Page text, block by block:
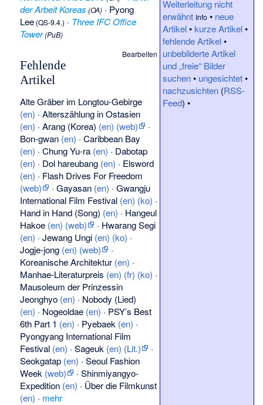
der Arbeit Koreas (OA) · Pyong
Lee (QS-9.4.) · Three IFC Office
Tower(PuB)
Bearbeiten
Fehlende
Artikel
Alte Gräber im Longtou-Gebirge
(en) ·Alterszählung in Ostasien
(en) ·Arang (Korea) (en) (web)
·
Bon-gwan (en) ·Caribbean Bay
(en) ·Chung Yu-ra (en) · Dabotap
(en) · Dol hareubang (en) · Elsword
(en) · Flash Drives For Freedom
(web)
·Gayasan (en) ·Gwangju
International Film Festival (en) (ko) ·
Hand in Hand (Song) (en) · Hangeul
Hakoe (en) (web) · Hwarang Segi
(en) ·Jewang Ungi (en) (ko) ·
Jogje-jong (en) (web)
·
Koreanische Architektur (en) ·
Manhae-Literaturpreis (en) (fr) (ko) ·
Mausoleum der Prinzessin
Jeonghyo (en) · Nobody (Lied)
(en) · Nogeoldae (en) · PSY’s Best
6th Part 1 (en) · Pyebaek (en) ·
Pyongyang International Film
Festival (en) ·Sageuk (en) (Lit.)
·
Seokgatap (en) ·Seoul Fashion
Week (web) ·Shinmiyangyo-
Expedition (en) · Über die Filmkunst
(en) · mehr
Weiterleitung nicht
erwähnt Info • neue
Artikel• kurze Artikel•
fehlende Artikel•
unbebilderte Artikel
und „freie“ Bilder
suchen• ungesichtet•
nachzusichten (RSS-
Feed) •